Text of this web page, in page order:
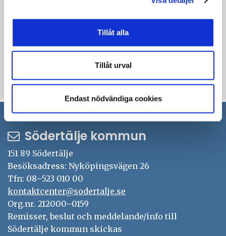
Tillåt alla
Tillåt urval
Endast nödvändiga cookies
Senast den 23 november
Vänligen ange eventuella allergier i din
Uppdaterad: 2025-03-05
Södertälje kommun
151 89 Södertälje
Besöksadress: Nyköpingsvägen 26
Tfn: 08–523 010 00
kontaktcenter@sodertalje.se
Org.nr. 212000–0159
Remisser, beslut och meddelande/info till
Södertälje kommun skickas